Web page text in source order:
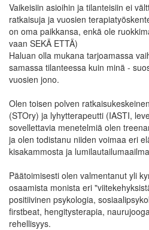
Vaikeisiin asioihin ja tilanteisiin ei
ratkaisuja ja vuosien
on oma paikkansa, enkä ole
vaan SEKÄ ETTÄ)
Haluan olla mukana tarjoamassa
samassa tilanteessa kuin minä -
vuosien jono.
Olen toisen polven
(STOry) ja lyhytterapeutti (IASTI,
sovellettavia menetelmiä olen
ja olen todistanu niiden voimaa eri
kisakammosta ja
Päätoimisesti olen valmentanut yli
osaamista monista eri
positiivinen psykologia,
firstbeat, hengitysterapia,
rehellisyys.